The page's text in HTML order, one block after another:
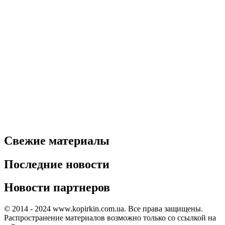
Свежие материалы
Последние новости
Новости партнеров
© 2014 - 2024 www.kopirkin.com.ua. Все права защищены.
Распространение материалов возможно только со ссылкой на